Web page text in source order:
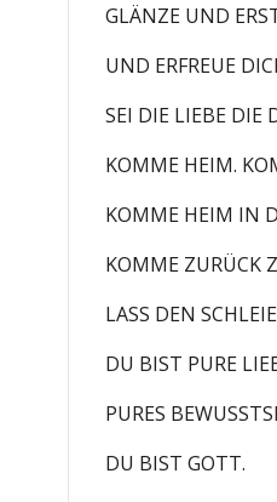
GLÄNZE UND
UND ERFREUE
SEI DIE LIEBE DIE
KOMME HEIM.
KOMME HEIM IN
KOMME ZURÜCK
LASS DEN
DU BIST PURE
PURES
DU BIST GOTT.